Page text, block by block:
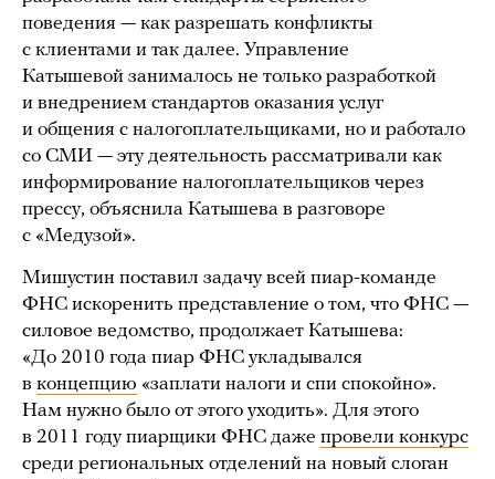
поведения — как разрешать конфликты
с клиентами и так далее. Управление
Катышевой занималось не только разработкой
и внедрением стандартов оказания услуг
и общения с налогоплательщиками, но и работало
со СМИ — эту деятельность рассматривали как
информирование налогоплательщиков через
прессу, объяснила Катышева в разговоре
с «Медузой».
Мишустин поставил задачу всей пиар-команде
ФНС искоренить представление о том, что ФНС —
силовое ведомство, продолжает Катышева:
«До 2010 года пиар ФНС укладывался
в концепцию «заплати налоги и спи спокойно».
Нам нужно было от этого уходить». Для этого
в 2011 году пиарщики ФНС даже провели конкурс
среди региональных отделений на новый слоган